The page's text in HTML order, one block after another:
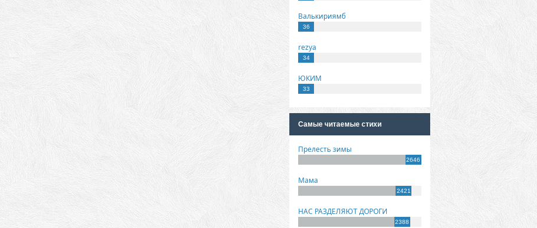
Валькириямб
36
rezya
34
ЮКИМ
33
Самые читаемые стихи
Прелесть зимы
2646
Мама
2421
НАС РАЗДЕЛЯЮТ ДОРОГИ
2388